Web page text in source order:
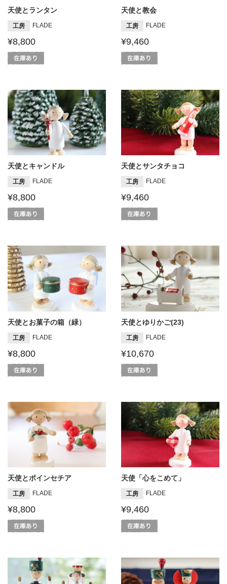
天使とランタン
工房 FLADE
¥8,800
天使と教会
工房 FLADE
¥9,460
天使とキャンドル
工房 FLADE
¥8,800
天使とサンタチョコ
工房 FLADE
¥9,460
天使とお菓子の箱（緑）
工房 FLADE
¥8,800
天使とゆりかご(23)
工房 FLADE
¥10,670
天使とポインセチア
工房 FLADE
¥8,800
天使「心をこめて」
工房 FLADE
¥9,460